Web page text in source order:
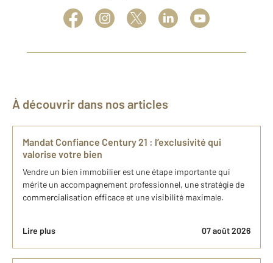
À découvrir dans nos articles
Mandat Confiance Century 21 : l’exclusivité qui
valorise votre bien
Vendre un bien immobilier est une étape importante qui
mérite un accompagnement professionnel, une stratégie de
commercialisation efficace et une visibilité maximale.
Lire plus 07 août 2026